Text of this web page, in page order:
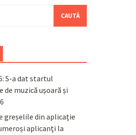
S-a dat startul
muzică ușoară și
greșelile din aplicație
aplicanți la